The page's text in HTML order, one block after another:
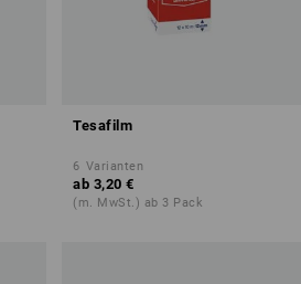
Tesafilm
6 Varianten
ab 3,20 €
(m. MwSt.) ab 3 Pack